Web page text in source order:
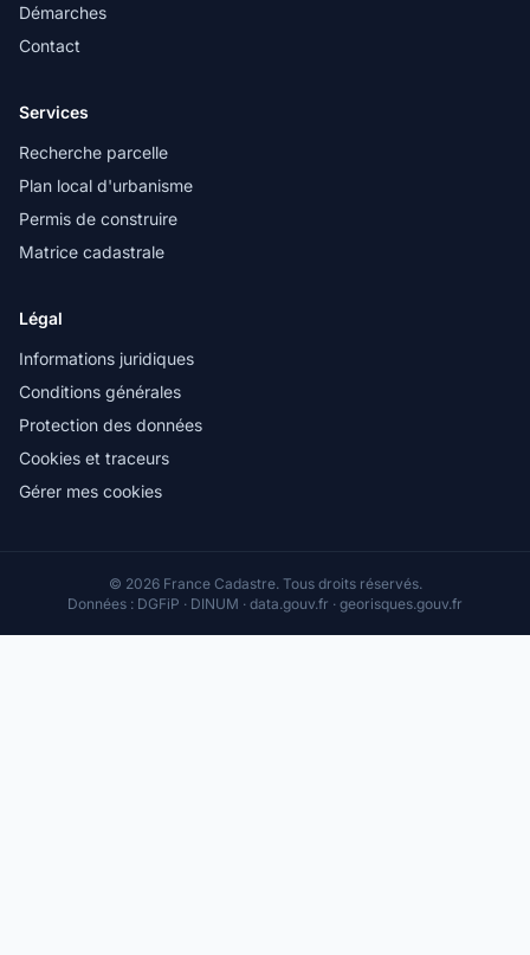
Démarches
Contact
Services
Recherche parcelle
Plan local d'urbanisme
Permis de construire
Matrice cadastrale
Légal
Informations juridiques
Conditions générales
Protection des données
Cookies et traceurs
Gérer mes cookies
© 2026 France Cadastre. Tous droits réservés.
Données : DGFiP · DINUM · data.gouv.fr · georisques.gouv.fr